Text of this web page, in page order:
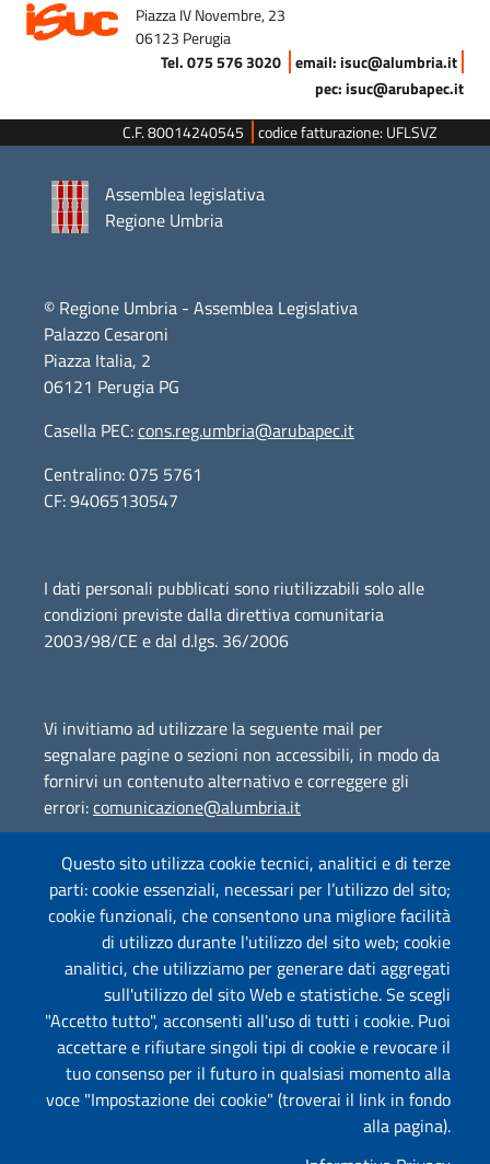
Piazza IV Novembre, 23
06123 Perugia
Tel. 075 576 3020
email: isuc@alumbria.it
pec: isuc@arubapec.it
C.F. 80014240545
codice fatturazione: UFLSVZ
Assemblea legislativa
Regione Umbria
© Regione Umbria - Assemblea Legislativa
Palazzo Cesaroni
Piazza Italia, 2
06121 Perugia PG
Casella PEC:cons.reg.umbria@arubapec.it
Centralino: 075 5761
CF: 94065130547
I dati personali pubblicati sono riutilizzabili solo alle
condizioni previste dalla direttiva comunitaria
2003/98/CE e dal d.lgs. 36/2006
Vi invitiamo ad utilizzare la seguente mail per
segnalare pagine o sezioni non accessibili, in modo da
fornirvi un contenuto alternativo e correggere gli
errori:comunicazione@alumbria.it
Amministrazione Trasparente
Segnalazione Illeciti(whistleblowing)
Albo on-line
Piè di pagina
Useful links section
Questo sito utilizza cookie tecnici, analitici e di terze
parti: cookie essenziali, necessari per l’utilizzo del sito;
cookie funzionali, che consentono una migliore facilità
di utilizzo durante l'utilizzo del sito web; cookie
analitici, che utilizziamo per generare dati aggregati
sull'utilizzo del sito Web e statistiche. Se scegli
"Accetto tutto", acconsenti all'uso di tutti i cookie. Puoi
accettare e rifiutare singoli tipi di cookie e revocare il
tuo consenso per il futuro in qualsiasi momento alla
voce "Impostazione dei cookie" (troverai il link in fondo
alla pagina).